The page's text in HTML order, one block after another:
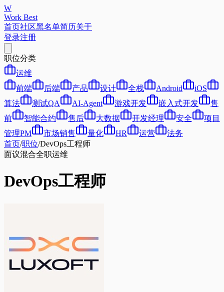
W
Work Best
首页社区黑名单简历关于
登录注册
职位分类
运维
前端
后端 产品 设计 全栈 Android
iOS
算法
测试QA AI-Agent 游戏开发 嵌入式开发
售
前
智能合约 售后 大数据 开发经理 安全
项目
管理PM
市场销售 量化 HR 运营
法务
首页/职位/DevOps工程师
面议混合全职运维
DevOps工程师